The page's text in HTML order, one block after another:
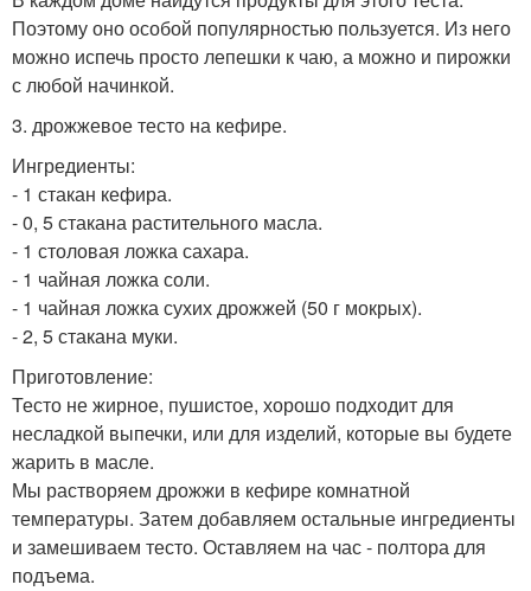
Поэтому оно особой популярностью пользуется. Из него
можно испечь просто лепешки к чаю, а можно и пирожки
с любой начинкой.
3. дрожжевое тесто на кефире.
Ингредиенты:
- 1 стакан кефира.
- 0, 5 стакана растительного масла.
- 1 столовая ложка сахара.
- 1 чайная ложка соли.
- 1 чайная ложка сухих дрожжей (50 г мокрых).
- 2, 5 стакана муки.
Приготовление:
Тесто не жирное, пушистое, хорошо подходит для
несладкой выпечки, или для изделий, которые вы будете
жарить в масле.
Мы растворяем дрожжи в кефире комнатной
температуры. Затем добавляем остальные ингредиенты
и замешиваем тесто. Оставляем на час - полтора для
подъема.